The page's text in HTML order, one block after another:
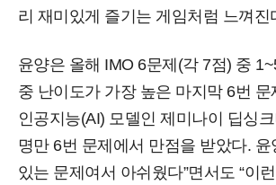
리 재미있게 즐기는 게임처럼 느껴진
윤양은 올해 IMO 6문제(각 7점) 중
중 난이도가 가장 높은 마지막 6번
인공지능(AI) 모델인 제미나이 딥싱
명만 6번 문제에서 만점을 받았다.
있는 문제여서 아쉬웠다”면서도 “이